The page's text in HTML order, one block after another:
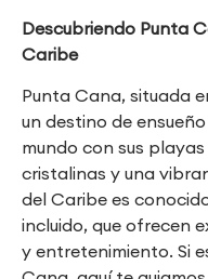
Descubriendo Punta
Caribe
Punta Cana, situada
un destino de
mundo con sus
cristalinas y una
del Caribe es
incluido, que ofrecen
y entretenimiento. Si